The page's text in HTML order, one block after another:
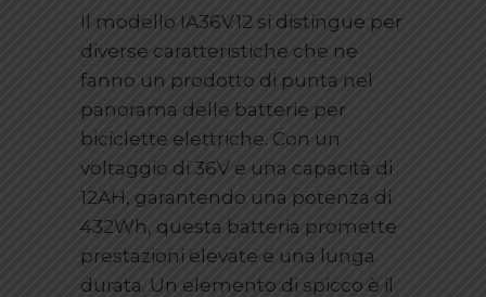
Il modello IA36V12 si distingue per
diverse caratteristiche che ne
fanno un prodotto di punta nel
panorama delle batterie per
biciclette elettriche. Con un
voltaggio di 36V e una capacità di
12AH, garantendo una potenza di
432Wh, questa batteria promette
prestazioni elevate e una lunga
durata. Un elemento di spicco è il